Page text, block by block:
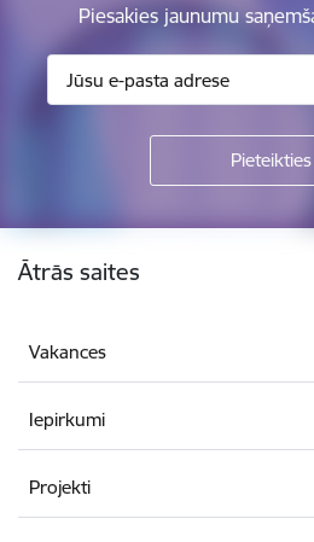
Piesakies jaunumu
Kājene
Ātrās saites
Vakances
Iepirkumi
Projekti